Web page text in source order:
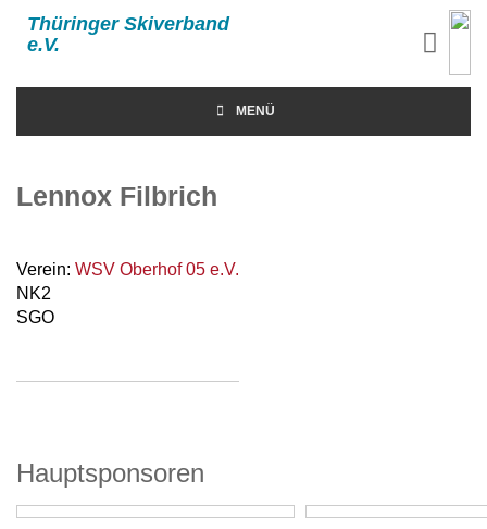
Thüringer Skiverband
e.V.
MENÜ
Lennox Filbrich
Verein: WSV Oberhof 05 e.V.
NK2
SGO
Hauptsponsoren